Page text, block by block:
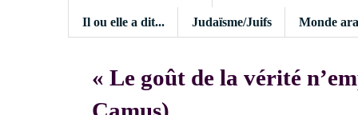
Il ou elle a dit... Judaïsme/Juifs Monde
« Le goût de la vérité